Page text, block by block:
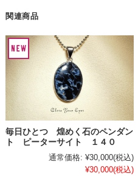
関連商品
毎日ひとつ 煌めく石のペンダン
ト ピーターサイト １４０
通常価格: ¥30,000(税込)
¥30,000(税込)